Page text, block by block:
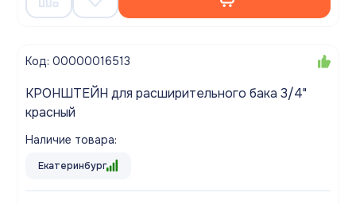
Код: 00000016513
КРОНШТЕЙН для расширительного бака 3/4"
красный
Наличие товара:
Екатеринбург